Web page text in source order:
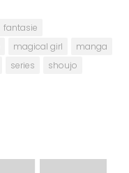
fantasie
magical girl
manga
series
shoujo